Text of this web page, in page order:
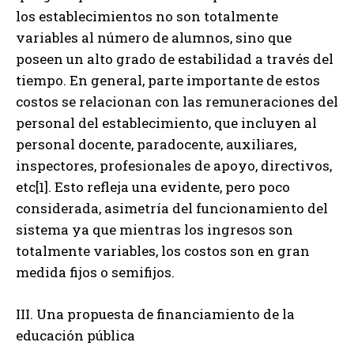
los establecimientos no son totalmente
variables al número de alumnos, sino que
poseen un alto grado de estabilidad a través del
tiempo. En general, parte importante de estos
costos se relacionan con las remuneraciones del
personal del establecimiento, que incluyen al
personal docente, paradocente, auxiliares,
inspectores, profesionales de apoyo, directivos,
etc[1]. Esto refleja una evidente, pero poco
considerada, asimetría del funcionamiento del
sistema ya que mientras los ingresos son
totalmente variables, los costos son en gran
medida fijos o semifijos.
III. Una propuesta de financiamiento de la
educación pública